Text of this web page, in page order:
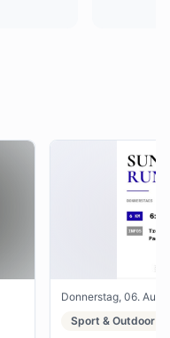
Donnerstag, 06. Aug.
Sport & Outdoor